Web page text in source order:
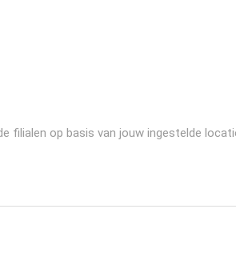
filialen op basis van jouw ingestelde